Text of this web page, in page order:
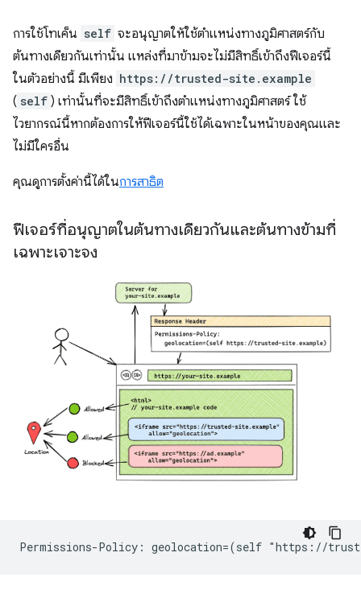
การใช้โทเค็น self จะอนุญาตให้ใช้ตำแหน่งทางภูมิศาสตร์กับ
ต้นทางเดียวกันเท่านั้น แหล่งที่มาข้ามจะไม่มีสิทธิ์เข้าถึงฟีเจอร์นี้
ในตัวอย่างนี้ มีเพียง https://trusted-site.example
( self ) เท่านั้นที่จะมีสิทธิ์เข้าถึงตำแหน่งทางภูมิศาสตร์ ใช้
ไวยากรณ์นี้หากต้องการให้ฟีเจอร์นี้ใช้ได้เฉพาะในหน้าของคุณและ
ไม่มีใครอื่น
คุณดูการตั้งค่านี้ได้ในการสาธิต
ฟีเจอร์ที่อนุญาตในต้นทางเดียวกันและต้นทางข้ามที่
เฉพาะเจาะจง